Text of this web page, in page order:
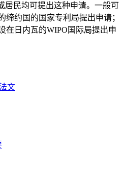
居民均可提出这种申请。一般可
缔约国的国家专利局提出申请；
在日内瓦的WIPO国际局提出申
文